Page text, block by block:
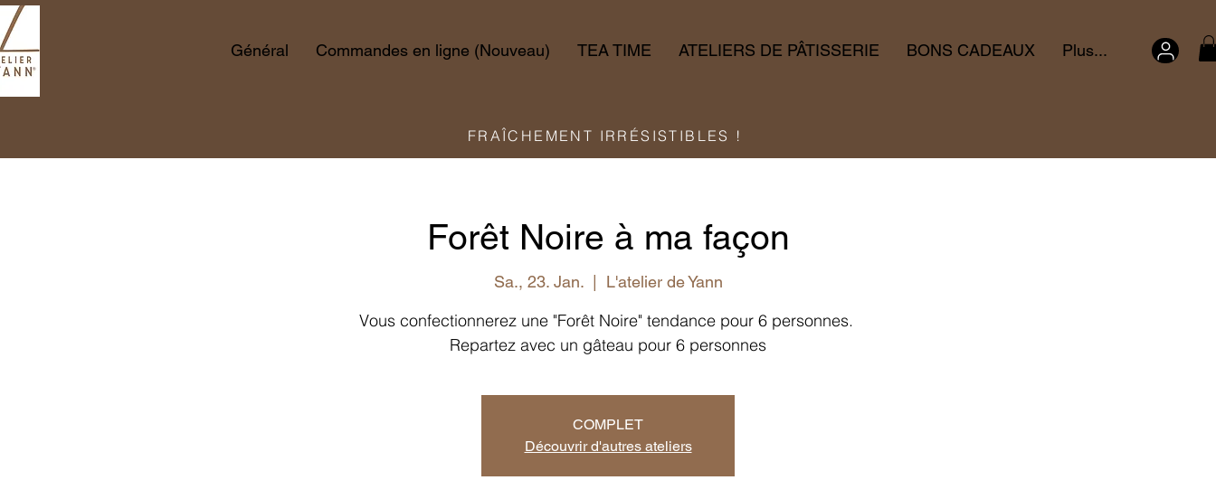
Général Commandes en ligne (Nouveau) TEA TIME ATELIERS DE PÂTISSERIE BONS CADEAUX Plus...
FRAÎCHEMENT IRRÉSISTIBLES !
Forêt Noire à ma façon
Sa., 23. Jan.
  |
L'atelier de Yann
Vous confectionnerez une "Forêt Noire" tendance pour 6 personnes.
Repartez avec un gâteau pour 6 personnes
COMPLET
Découvrir d'autres ateliers